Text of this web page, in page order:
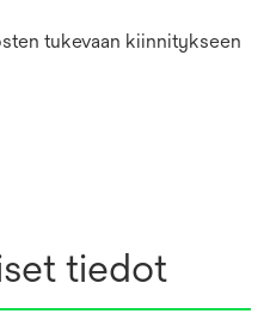
tukevaan kiinnitykseen
tiedot